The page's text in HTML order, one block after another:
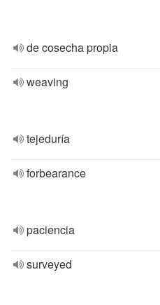
de cosecha propia
weaving
tejeduría
forbearance
paciencia
surveyed